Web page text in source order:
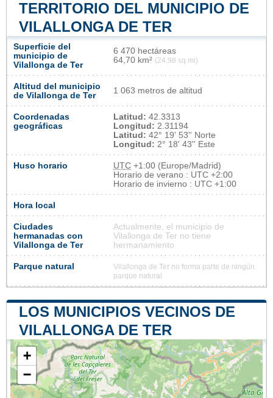
TERRITORIO DEL MUNICIPIO DE
VILALLONGA DE TER
Superficie del
municipio de
Vilallonga de Ter
6 470 hectáreas
64,70 km² (24,98 sq mi)
Altitud del municipio
de Vilallonga de Ter
1 063 metros de altitud
Coordenadas
geográficas
Latitud: 42.3313
Longitud: 2.31194
Latitud: 42° 19' 53'' Norte
Longitud: 2° 18' 43'' Este
Huso horario UTC +1:00 (Europe/Madrid)
Horario de verano : UTC +2:00
Horario de invierno : UTC +1:00
Hora local
Ciudades
hermanadas con
Vilallonga de Ter
Actualmente, el municipio de
Vilallonga de Ter no tiene
hermanamiento
Parque natural
Vilallonga de Ter no forma parte de ningún
parque natural
LOS MUNICIPIOS VECINOS DE
VILALLONGA DE TER
+
−